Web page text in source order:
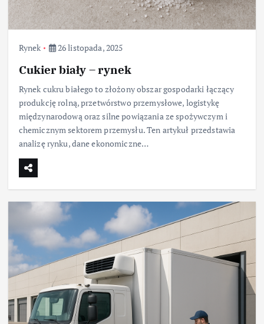
Rynek 26 listopada, 2025
Cukier biały – rynek
Rynek cukru białego to złożony obszar gospodarki łączący
produkcję rolną, przetwórstwo przemysłowe, logistykę
międzynarodową oraz silne powiązania ze spożywczym i
chemicznym sektorem przemysłu. Ten artykuł przedstawia
analizę rynku, dane ekonomiczne…